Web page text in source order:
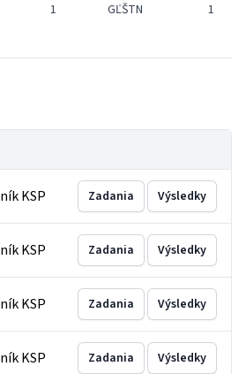
1 GĽŠTN 1
KSP Zadania Výsledky
KSP Zadania Výsledky
KSP Zadania Výsledky
KSP Zadania Výsledky